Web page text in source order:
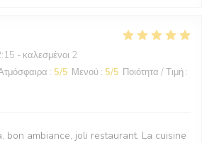
- καλεσμένοι 2
: 5/5 Μενού : 5/5 Ποιότητα / Τιμή :
bon ambiance, joli restaurant. La cuisine